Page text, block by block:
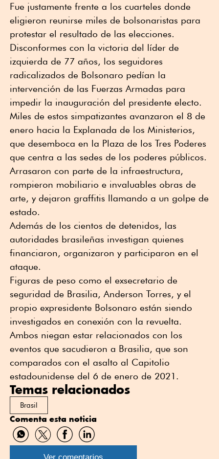
Fue justamente frente a los cuarteles donde
eligieron reunirse miles de bolsonaristas para
protestar el resultado de las elecciones.
Disconformes con la victoria del líder de
izquierda de 77 años, los seguidores
radicalizados de Bolsonaro pedían la
intervención de las Fuerzas Armadas para
impedir la inauguración del presidente electo.
Miles de estos simpatizantes avanzaron el 8 de
enero hacia la Explanada de los Ministerios,
que desemboca en la Plaza de los Tres Poderes
que centra a las sedes de los poderes públicos.
Arrasaron con parte de la infraestructura,
rompieron mobiliario e invaluables obras de
arte, y dejaron graffitis llamando a un golpe de
estado.
Además de los cientos de detenidos, las
autoridades brasileñas investigan quienes
financiaron, organizaron y participaron en el
ataque.
Figuras de peso como el exsecretario de
seguridad de Brasilia, Anderson Torres, y el
propio expresidente Bolsonaro están siendo
investigados en conexión con la revuelta.
Ambos niegan estar relacionados con los
eventos que sacudieron a Brasilia, que son
comparados con el asalto al Capitolio
estadounidense del 6 de enero de 2021.
Temas relacionados
Brasil
Comenta esta noticia
Compartir
por
WhatsApp
Compartir
por
Twitter
Compartir
por
Facebook
Compartir
por
Linkedin
Ver comentarios